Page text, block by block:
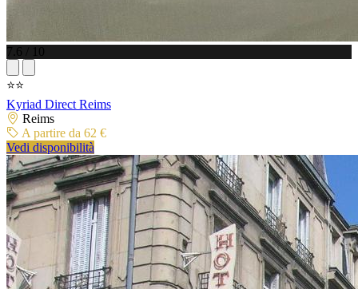
7.6 / 10
⭐⭐
Kyriad Direct Reims
Reims
A partire da 62 €
Vedi disponibilità